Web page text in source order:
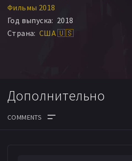
Фильмы 2018
Год выпуска: 2018
Страна: США 🇺🇸
Дополнительно